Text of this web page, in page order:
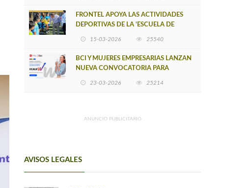
FRONTEL APOYA LAS ACTIVIDADES
DEPORTIVAS DE LA 'ESCUELA DE
15-03-2026 25540
BCI Y MUJERES EMPRESARIAS LANZAN
NUEVA CONVOCATORIA PARA
23-03-2026 25214
ANUNCIO PUBLICITARIO
AVISOS LEGALES